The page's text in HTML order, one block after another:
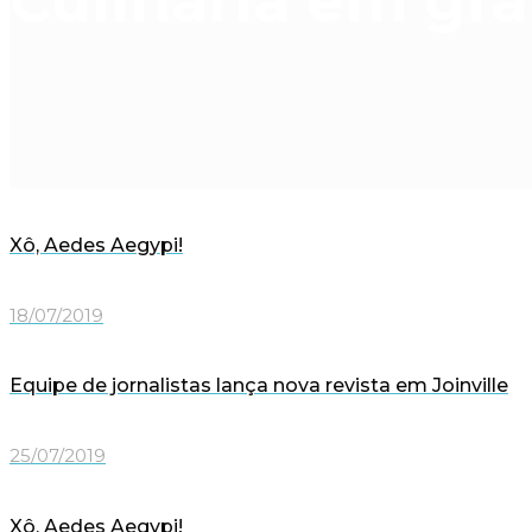
Xô, Aedes Aegypi!
18/07/2019
Equipe de jornalistas lança nova revista em Joinville
25/07/2019
Xô, Aedes Aegypi!